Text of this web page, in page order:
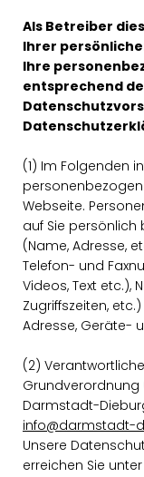
Als Betreiber
Ihrer
Ihre
entsprechend
(1) Im Folgenden
Webseite.
auf Sie persönlich
(Name, Adresse,
Telefon- und
Videos, Text etc.),
Zugriffszeiten,
Adresse, Geräte-
(2)
Grundverordnung
Darmstadt-
info@darmstadt-
Unsere
erreichen Sie unter